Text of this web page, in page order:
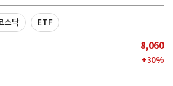
스닥 ETF
8,060
+30%